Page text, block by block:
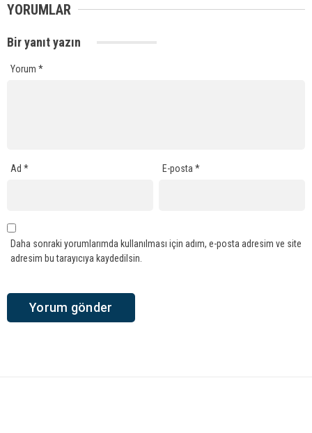
YORUMLAR
Bir yanıt yazın
Yorum *
Ad * E-posta*
Daha sonraki yorumlarımda kullanılması için adım, e-posta adresim ve site
adresim bu tarayıcıya kaydedilsin.